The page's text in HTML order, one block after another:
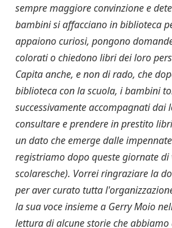
sempre maggiore convinzione e
bambini si affacciano in biblioteca
appaiono curiosi, pongono
colorati o chiedono libri dei loro
Capita anche, e non di rado, che
biblioteca con la scuola, i bambini
successivamente accompagnati dai
consultare e prendere in prestito
un dato che emerge dalle
registriamo dopo queste giornate di
scolaresche). Vorrei ringraziare la
per aver curato tutta
la sua voce insieme a Gerry Moio
lettura di alcune storie che